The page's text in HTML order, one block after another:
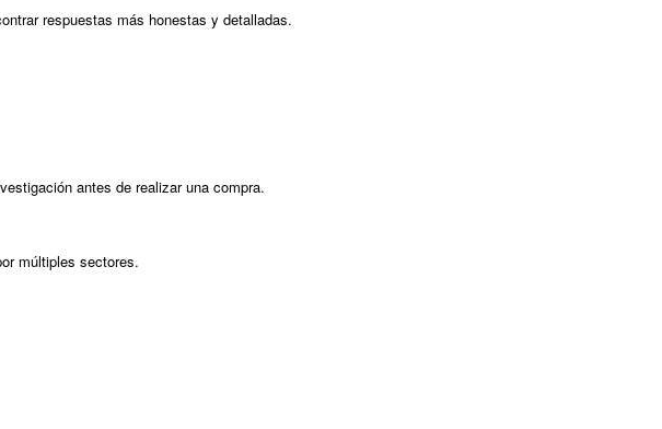
respuestas más honestas y detalladas.
antes de realizar una compra.
múltiples sectores.